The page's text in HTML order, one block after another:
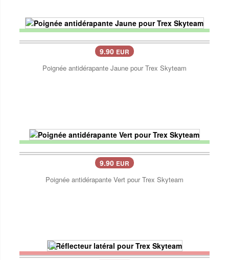
9.90 EUR
Poignée antidérapante Jaune pour Trex Skyteam
9.90 EUR
Poignée antidérapante Vert pour Trex Skyteam